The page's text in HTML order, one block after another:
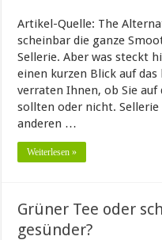
Artikel-Quelle: The
scheinbar die ganze
Sellerie. Aber was steckt
einen kurzen Blick auf das
verraten Ihnen, ob Sie
sollten oder nicht.
anderen …
Weiterlesen »
Grüner Tee oder
gesünder?